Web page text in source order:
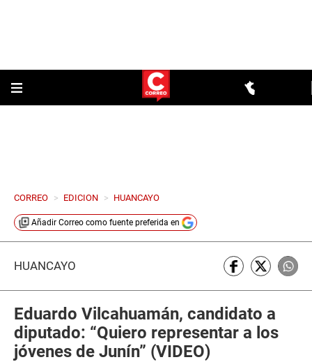
CORREO > EDICION > HUANCAYO
Añadir Correo como fuente preferida en
HUANCAYO
Eduardo Vilcahuamán, candidato a
diputado: “Quiero representar a los
jóvenes de Junín” (VIDEO)